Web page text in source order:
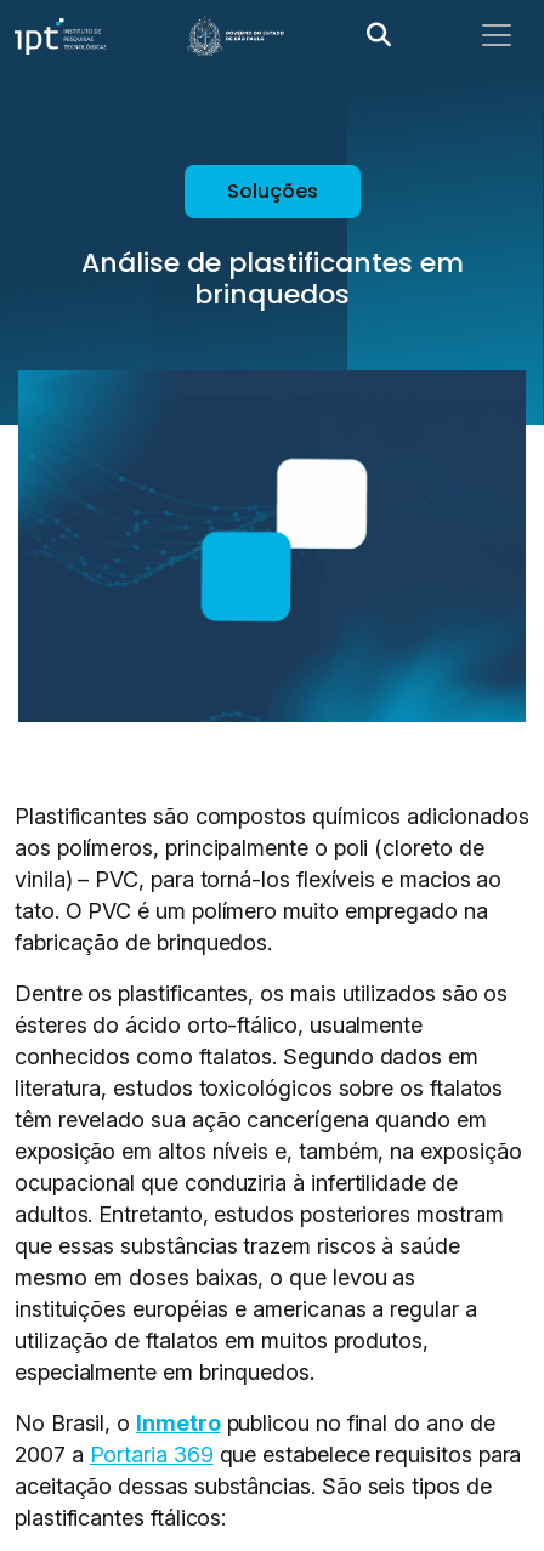
Soluções
Análise de plastificantes em
brinquedos
Plastificantes são compostos químicos adicionados
aos polímeros, principalmente o poli (cloreto de
vinila) – PVC, para torná-los flexíveis e macios ao
tato. O PVC é um polímero muito empregado na
fabricação de brinquedos.
Dentre os plastificantes, os mais utilizados são os
ésteres do ácido orto-ftálico, usualmente
conhecidos como ftalatos. Segundo dados em
literatura, estudos toxicológicos sobre os ftalatos
têm revelado sua ação cancerígena quando em
exposição em altos níveis e, também, na exposição
ocupacional que conduziria à infertilidade de
adultos. Entretanto, estudos posteriores mostram
que essas substâncias trazem riscos à saúde
mesmo em doses baixas, o que levou as
instituições européias e americanas a regular a
utilização de ftalatos em muitos produtos,
especialmente em brinquedos.
No Brasil, o Inmetropublicou no final do ano de
2007 a Portaria 369 que estabelece requisitos para
aceitação dessas substâncias. São seis tipos de
plastificantes ftálicos: